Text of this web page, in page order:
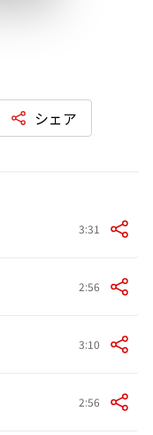
シェア
3:31
2:56
3:10
2:56